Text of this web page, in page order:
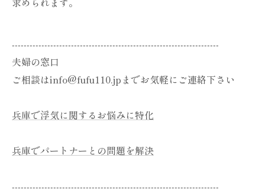
----------------------------------------------------------------------
夫婦の窓口
ご相談はinfo@fufu110.jpまでお気軽にご連絡下さい
兵庫で浮気に関するお悩みに特化
兵庫でパートナーとの問題を解決
----------------------------------------------------------------------